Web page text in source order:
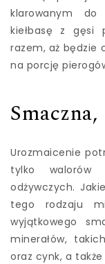
klarowanym do
kiełbasę z gęsi
razem, aż będzie
na porcję
Urozmaicenie
tylko walorów
odżywczych.
tego rodzaju
wyjątkowego
minerałów,
oraz cynk, a